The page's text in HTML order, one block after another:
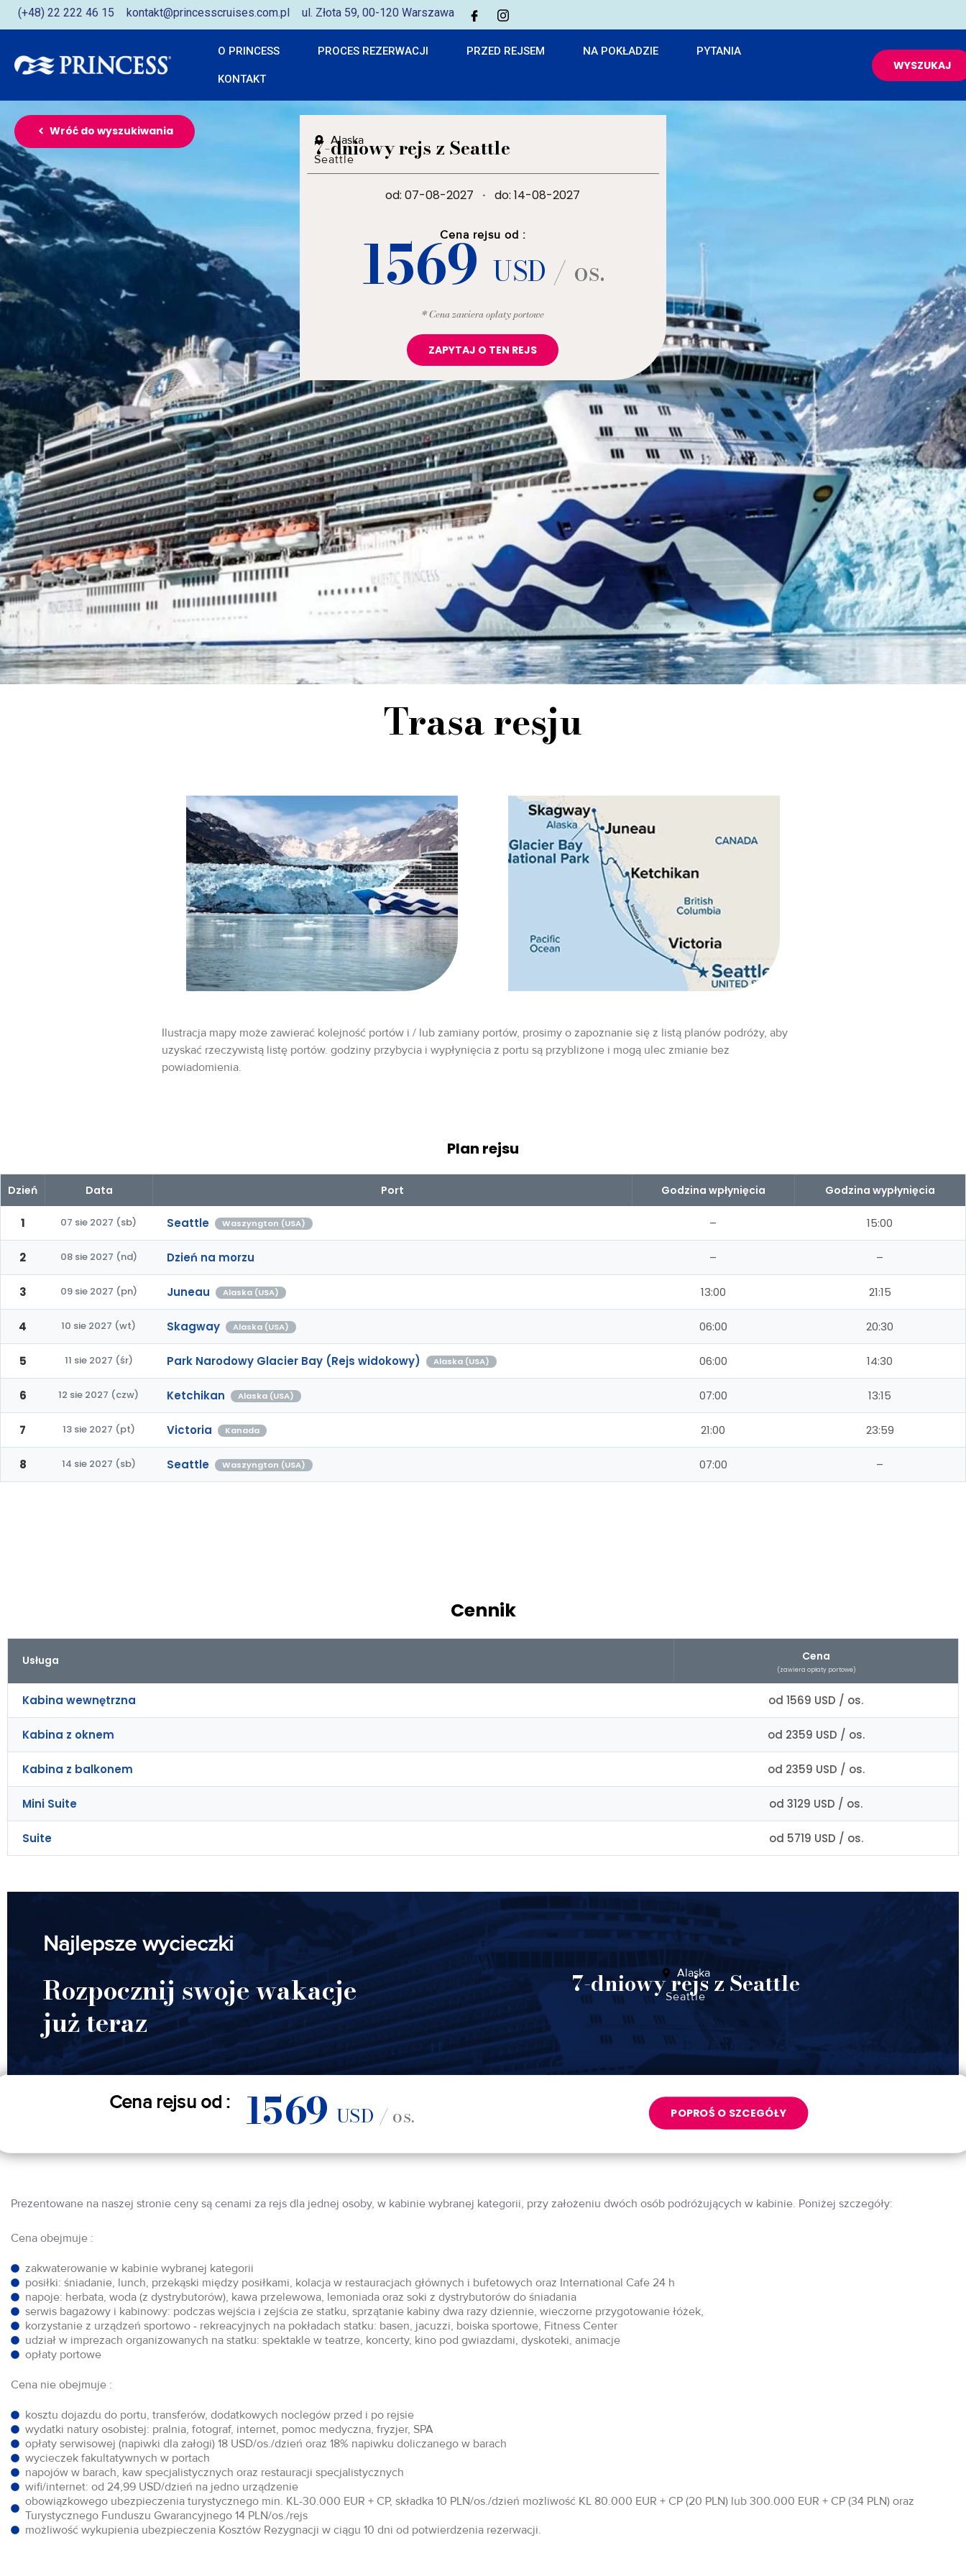
(+48) 22 222 46 15 kontakt@princesscruises.com.pl ul. Złota 59, 00-120 Warszawa
O PRINCESS PROCES REZERWACJI PRZED REJSEM NA POKŁADZIE PYTANIA
KONTAKT
WYSZUKAJ
Wróć do wyszukiwania
Alaska
7-dniowy rejs z Seattle
Seattle
od: 07-08-2027 · do: 14-08-2027
Cena rejsu od :
1569USD / os.
* Cena zawiera opłaty portowe
ZAPYTAJ O TEN REJS
Trasa resju
Ilustracja mapy może zawierać kolejność portów i / lub zamiany portów, prosimy o zapoznanie się z listą planów podróży, aby
uzyskać rzeczywistą listę portów. godziny przybycia i wypłynięcia z portu są przybliżone i mogą ulec zmianie bez
powiadomienia.
Plan rejsu
Dzień Data Port Godzina wpłynięcia Godzina wypłynięcia
1 07 sie 2027 (sb) Seattle Waszyngton (USA) – 15:00
2 08 sie 2027 (nd) Dzień na morzu – –
3 09 sie 2027 (pn) Juneau Alaska (USA) 13:00 21:15
4 10 sie 2027 (wt) Skagway Alaska (USA) 06:00 20:30
5 11 sie 2027 (śr) Park Narodowy Glacier Bay (Rejs widokowy) Alaska (USA) 06:00 14:30
6 12 sie 2027 (czw) Ketchikan Alaska (USA) 07:00 13:15
7 13 sie 2027 (pt) Victoria Kanada 21:00 23:59
8 14 sie 2027 (sb) Seattle Waszyngton (USA) 07:00 –
Cennik
Usługa Cena
(zawiera opłaty portowe)
Kabina wewnętrzna od 1569 USD / os.
Kabina z oknem od 2359 USD / os.
Kabina z balkonem od 2359 USD / os.
Mini Suite od 3129 USD / os.
Suite od 5719 USD / os.
Najlepsze wycieczki
Rozpocznij swoje wakacje
już teraz
Alaska
7-dniowy rejs z Seattle
Seattle
Cena rejsu od : 1569 USD / os. POPROŚ O SZCEGÓŁY
Prezentowane na naszej stronie ceny są cenami za rejs dla jednej osoby, w kabinie wybranej kategorii, przy założeniu dwóch osób podróżujących w kabinie. Poniżej szczegóły:
Cena obejmuje :
zakwaterowanie w kabinie wybranej kategorii
posiłki: śniadanie, lunch, przekąski między posiłkami, kolacja w restauracjach głównych i bufetowych oraz International Cafe 24 h
napoje: herbata, woda (z dystrybutorów), kawa przelewowa, lemoniada oraz soki z dystrybutorów do śniadania
serwis bagażowy i kabinowy: podczas wejścia i zejścia ze statku, sprzątanie kabiny dwa razy dziennie, wieczorne przygotowanie łóżek,
korzystanie z urządzeń sportowo - rekreacyjnych na pokładach statku: basen, jacuzzi, boiska sportowe, Fitness Center
udział w imprezach organizowanych na statku: spektakle w teatrze, koncerty, kino pod gwiazdami, dyskoteki, animacje
opłaty portowe
Cena nie obejmuje :
kosztu dojazdu do portu, transferów, dodatkowych noclegów przed i po rejsie
wydatki natury osobistej: pralnia, fotograf, internet, pomoc medyczna, fryzjer, SPA
opłaty serwisowej (napiwki dla załogi) 18 USD/os./dzień oraz 18% napiwku doliczanego w barach
wycieczek fakultatywnych w portach
napojów w barach, kaw specjalistycznych oraz restauracji specjalistycznych
wifi/internet: od 24,99 USD/dzień na jedno urządzenie
obowiązkowego ubezpieczenia turystycznego min. KL-30.000 EUR + CP, składka 10 PLN/os./dzień możliwość KL 80.000 EUR + CP (20 PLN) lub 300.000 EUR + CP (34 PLN) oraz
Turystycznego Funduszu Gwarancyjnego 14 PLN/os./rejs
możliwość wykupienia ubezpieczenia Kosztów Rezygnacji w ciągu 10 dni od potwierdzenia rezerwacji.